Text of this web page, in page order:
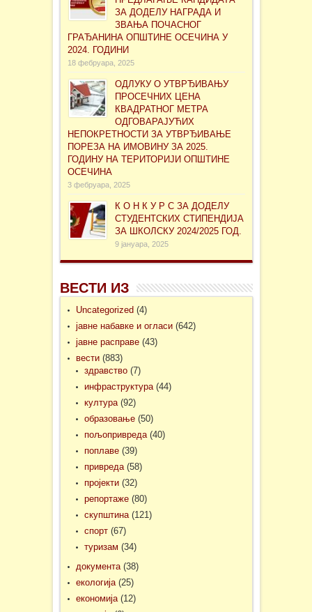
ЗА ДОДЕЛУ НАГРАДА И
ЗВАЊА ПОЧАСНОГ
ГРАЂАНИНА ОПШТИНЕ ОСЕЧИНА У
2024. ГОДИНИ
18 фебруара, 2025
ОДЛУКУ О УТВРЂИВАЊУ
ПРОСЕЧНИХ ЦЕНА
КВАДРАТНОГ МЕТРА
ОДГОВАРАЈУЋИХ
НЕПОКРЕТНОСТИ ЗА УТВРЂИВАЊЕ
ПОРЕЗА НА ИМОВИНУ ЗА 2025.
ГОДИНУ НА ТЕРИТОРИЈИ ОПШТИНЕ
ОСЕЧИНА
3 фебруара, 2025
К О Н К У Р С ЗА ДОДЕЛУ
СТУДЕНТСКИХ СТИПЕНДИЈА
ЗА ШКОЛСКУ 2024/2025 ГОД.
9 јануара, 2025
ВЕСТИ ИЗ
Uncategorized(4)
јавне набавке и огласи(642)
јавне расправе(43)
вести(883)
здравство(7)
инфраструктура(44)
култура(92)
образовање(50)
пољопривреда(40)
поплаве(39)
привреда(58)
пројекти(32)
репортаже(80)
скупштина(121)
спорт(67)
туризам (34)
документа(38)
екологија(25)
економија(12)